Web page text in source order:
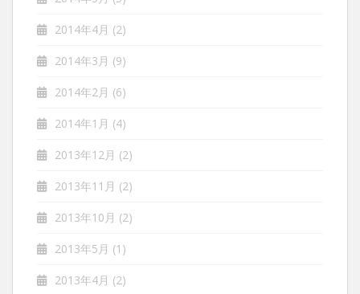
2014年4月 (2)
2014年3月 (9)
2014年2月 (6)
2014年1月 (4)
2013年12月 (2)
2013年11月 (2)
2013年10月 (2)
2013年5月 (1)
2013年4月 (2)